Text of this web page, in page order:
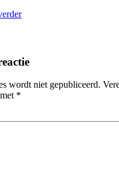
wordt niet gepubliceerd.
*